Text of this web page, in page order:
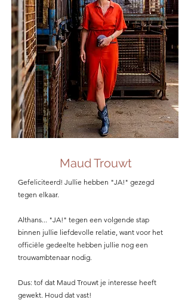
Maud Trouwt
Gefeliciteerd! Jullie hebben "JA!" gezegd
tegen elkaar.
Althans... "JA!" tegen een volgende stap
binnen jullie liefdevolle relatie, want voor het
officiële gedeelte hebben jullie nog een
trouwambtenaar nodig.
Dus: tof dat Maud Trouwt je interesse heeft
gewekt. Houd dat vast!